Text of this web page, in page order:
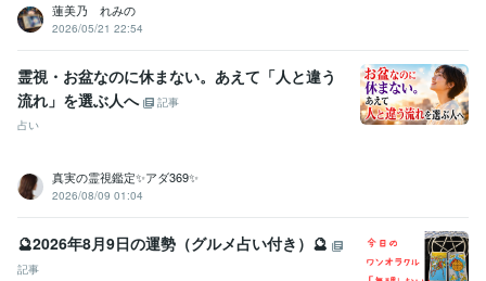
蓮美乃 れみの
2026/05/21 22:54
霊視・お盆なのに休まない。あえて「人と違う
流れ」を選ぶ人へ
記事
占い
真実の霊視鑑定✨アダ369✨
2026/08/09 01:04
🔮2026年8月9日の運勢（グルメ占い付き）🔮
記事